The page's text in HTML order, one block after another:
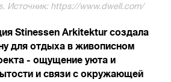
Источник: https://www.dwell.com/
Stinessen Arkitektur создала
для отдыха в живописном
- ощущение уюта и
и связи с окружающей